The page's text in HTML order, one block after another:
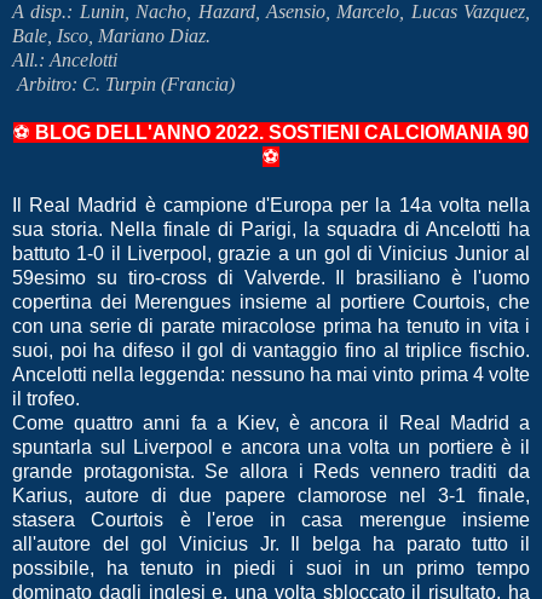
A disp.: Lunin, Nacho, Hazard, Asensio, Marcelo, Lucas Vazquez,
Bale, Isco, Mariano Diaz.
All.: Ancelotti
Arbitro: C. Turpin (Francia)
⚽ BLOG DELL'ANNO 2022. SOSTIENI CALCIOMANIA 90
⚽
Il Real Madrid è campione d'Europa per la 14a volta nella
sua storia. Nella finale di Parigi, la squadra di Ancelotti ha
battuto 1-0 il Liverpool, grazie a un gol di Vinicius Junior al
59esimo su tiro-cross di Valverde. Il brasiliano è l'uomo
copertina dei Merengues insieme al portiere Courtois, che
con una serie di parate miracolose prima ha tenuto in vita i
suoi, poi ha difeso il gol di vantaggio fino al triplice fischio.
Ancelotti nella leggenda: nessuno ha mai vinto prima 4 volte
il trofeo.
Come quattro anni fa a Kiev, è ancora il Real Madrid a
spuntarla sul Liverpool e ancora una volta un portiere è il
grande protagonista. Se allora i Reds vennero traditi da
Karius, autore di due papere clamorose nel 3-1 finale,
stasera Courtois è l'eroe in casa merengue insieme
all'autore del gol Vinicius Jr. Il belga ha parato tutto il
possibile, ha tenuto in piedi i suoi in un primo tempo
dominato dagli inglesi e, una volta sbloccato il risultato, ha